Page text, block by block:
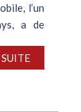
l’un
a de
belles